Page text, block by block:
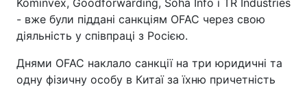
Kominvex, Goodforwarding, Soha Info і TR Industries
- вже були піддані санкціям OFAC через свою
діяльність у співпраці з Росією.
Днями OFAC наклало санкції на три юридичні та
одну фізичну особу в Китаї за їхню причетність